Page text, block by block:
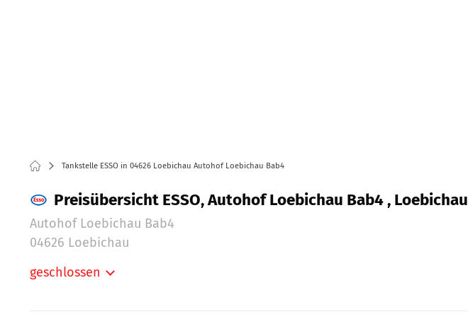
Tankstelle ESSO in 04626 Loebichau Autohof Loebichau Bab4
Preisübersicht ESSO, Autohof Loebichau Bab4 , Loebichau
Autohof Loebichau Bab4
04626 Loebichau
geschlossen